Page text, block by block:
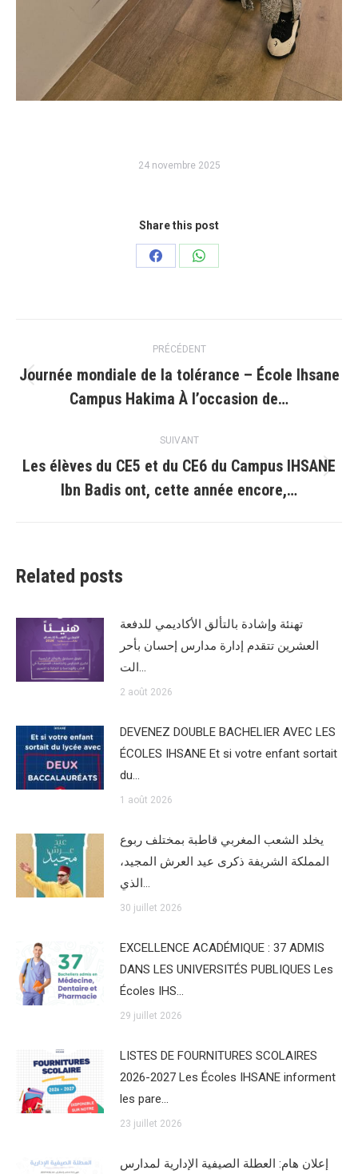
24 novembre 2025
Share this post
PartagerPartager
article
PRÉCÉDENT
Article
précédent
Journée mondiale de la tolérance – École Ihsane
Campus Hakima À l’occasion de…
SUIVANT
Article
suivant
Les élèves du CE5 et du CE6 du Campus IHSANE
Ibn Badis ont, cette année encore,…
Related posts
تهنئة وإشادة بالتألق الأكاديمي للدفعة
العشرين تتقدم إدارة مدارس إحسان بأحر
الت…
2 août 2026
DEVENEZ DOUBLE BACHELIER AVEC LES
ÉCOLES IHSANE Et si votre enfant sortait
du…
1 août 2026
يخلد الشعب المغربي قاطبة بمختلف ربوع
المملكة الشريفة ذكرى عيد العرش المجيد،
الذي…
30 juillet 2026
EXCELLENCE ACADÉMIQUE : 37 ADMIS
DANS LES UNIVERSITÉS PUBLIQUES Les
Écoles IHS…
29 juillet 2026
LISTES DE FOURNITURES SCOLAIRES
2026-2027 Les Écoles IHSANE informent
les pare…
23 juillet 2026
إعلان هام: العطلة الصيفية الإدارية لمدارس